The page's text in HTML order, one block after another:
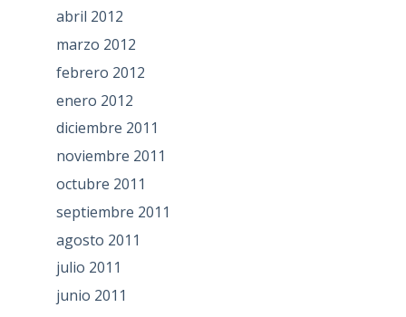
abril 2012
marzo 2012
febrero 2012
enero 2012
diciembre 2011
noviembre 2011
octubre 2011
septiembre 2011
agosto 2011
julio 2011
junio 2011